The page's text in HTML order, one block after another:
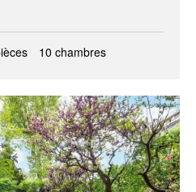
10 chambres